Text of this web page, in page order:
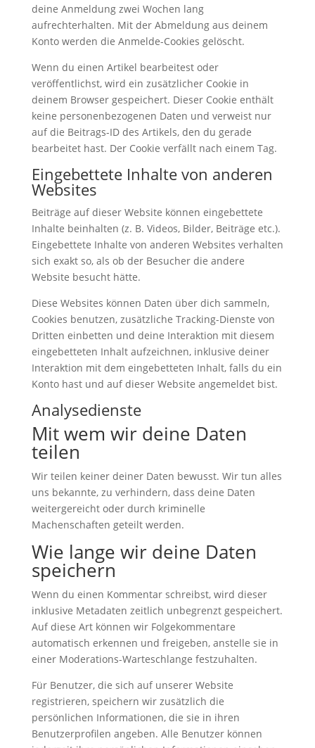
deine Anmeldung zwei Wochen lang
aufrechterhalten. Mit der Abmeldung aus deinem
Konto werden die Anmelde-Cookies gelöscht.
Wenn du einen Artikel bearbeitest oder
veröffentlichst, wird ein zusätzlicher Cookie in
deinem Browser gespeichert. Dieser Cookie enthält
keine personenbezogenen Daten und verweist nur
auf die Beitrags-ID des Artikels, den du gerade
bearbeitet hast. Der Cookie verfällt nach einem Tag.
Eingebettete Inhalte von anderen
Websites
Beiträge auf dieser Website können eingebettete
Inhalte beinhalten (z. B. Videos, Bilder, Beiträge etc.).
Eingebettete Inhalte von anderen Websites verhalten
sich exakt so, als ob der Besucher die andere
Website besucht hätte.
Diese Websites können Daten über dich sammeln,
Cookies benutzen, zusätzliche Tracking-Dienste von
Dritten einbetten und deine Interaktion mit diesem
eingebetteten Inhalt aufzeichnen, inklusive deiner
Interaktion mit dem eingebetteten Inhalt, falls du ein
Konto hast und auf dieser Website angemeldet bist.
Analysedienste
Mit wem wir deine Daten
teilen
Wir teilen keiner deiner Daten bewusst. Wir tun alles
uns bekannte, zu verhindern, dass deine Daten
weitergereicht oder durch kriminelle
Machenschaften geteilt werden.
Wie lange wir deine Daten
speichern
Wenn du einen Kommentar schreibst, wird dieser
inklusive Metadaten zeitlich unbegrenzt gespeichert.
Auf diese Art können wir Folgekommentare
automatisch erkennen und freigeben, anstelle sie in
einer Moderations-Warteschlange festzuhalten.
Für Benutzer, die sich auf unserer Website
registrieren, speichern wir zusätzlich die
persönlichen Informationen, die sie in ihren
Benutzerprofilen angeben. Alle Benutzer können